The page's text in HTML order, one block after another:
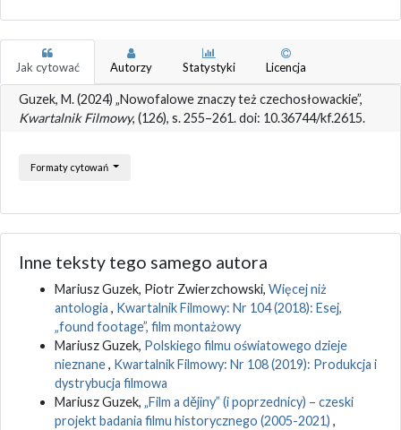
Jak cytować Autorzy Statystyki Licencja
Guzek, M. (2024) „Nowofalowe znaczy też czechosłowackie”,
Kwartalnik Filmowy, (126), s. 255–261. doi: 10.36744/kf.2615.
Formaty cytowań
Inne teksty tego samego autora
Mariusz Guzek, Piotr Zwierzchowski, Więcej niż
antologia , Kwartalnik Filmowy: Nr 104 (2018): Esej,
„found footage”, film montażowy
Mariusz Guzek, Polskiego filmu oświatowego dzieje
nieznane, Kwartalnik Filmowy: Nr 108 (2019): Produkcja i
dystrybucja filmowa
Mariusz Guzek, „Film a dějiny” (i poprzednicy) – czeski
projekt badania filmu historycznego (2005-2021) ,